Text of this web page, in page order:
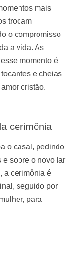
mais
trocam
o compromisso
a vida. As
momento é
e cheias
cristão.
cerimônia
o casal, pedindo
e sobre o novo lar
a cerimônia é
seguido por
para